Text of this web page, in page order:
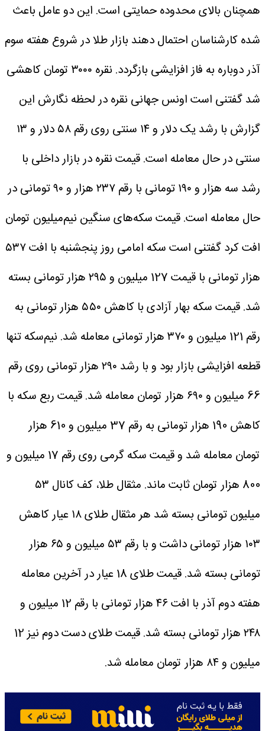
همچنان بالای محدوده حمایتی است. این دو عامل باعث
شده کارشناسان احتمال دهند بازار طلا در شروع هفته سوم
آذر دوباره به فاز افزایشی بازگردد.
نقره ۳۰۰۰ تومان کاهشی
شدگفتنی است اونس جهانی نقره در لحظه نگارش این
گزارش با رشد یک دلار و ۱۴ سنتی روی رقم ۵۸ دلار و ۱۳
سنتی در حال معامله است. قیمت نقره در بازار داخلی با
رشد سه هزار و ۱۹۰ تومانی با رقم ۲۳۷ هزار و ۹۰ تومانی در
حال معامله است.قیمت سکه‌های سنگین نیم‌میلیون تومان
افت کرد
گفتنی است سکه امامی روز پنجشنبه با افت ۵۳۷
هزار تومانی با قیمت 127 میلیون و ۲۹۵ هزار تومانی بسته
شد. قیمت سکه بهار آزادی با کاهش ۵۵۰ هزار تومانی به
رقم 121 میلیون و ۳۷۰ هزار تومانی معامله شد.
نیم‌سکه تنها
قطعه افزایشی بازار بود و با رشد ۲۹۰ هزار تومانی روی رقم
66 میلیون و ۶۹۰ هزار تومان معامله شد. قیمت ربع سکه با
کاهش 190 هزار تومانی به رقم 37 میلیون و 610 هزار
تومان معامله شد و قیمت سکه گرمی روی رقم 17 میلیون و
800 هزار تومان ثابت ماند.
مثقال طلا، کف کانال ۵۳
میلیون تومانی بسته شد
هر مثقال طلای ۱۸ عیار کاهش
۱۰۳ هزار تومانی داشت و با رقم ۵۳ میلیون و ۶۵ هزار
تومانی بسته شد. قیمت طلای 18 عیار در آخرین معامله
هفته دوم آذر با افت ۴۶ هزار تومانی با رقم 12 میلیون و
۲۴۸ هزار تومانی بسته شد. قیمت طلای دست دوم نیز 12
میلیون و ۸۴ هزار تومان معامله شد.